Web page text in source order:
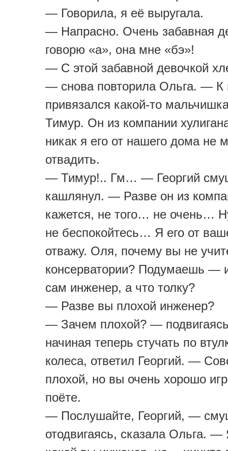
— Говорила, я её выругала.
— Напрасно. Очень забавная
говорю «а», она мне «бэ»!
— С этой забавной девочкой
— снова повторила Ольга. — К
привязался какой-то
Тимур. Он из компании
никак я его от нашего дома не
отвадить.
— Тимур!.. Гм… — Георгий
кашлянул. — Разве он из
кажется, не того… не очень…
не беспокойтесь… Я его от
отважу. Оля, почему вы не
консерватории? Подумаешь —
сам инженер, а что толку?
— Разве вы плохой инженер?
— Зачем плохой? —
начиная теперь стучать по
колеса, ответил Георгий. —
плохой, но вы очень хорошо
поёте.
— Послушайте, Георгий, —
отодвигаясь, сказала Ольга.